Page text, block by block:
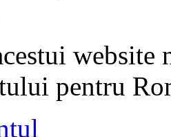
website
pentru